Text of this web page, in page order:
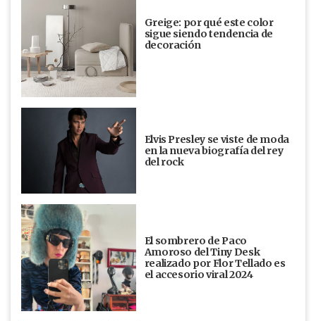
Greige: por qué este color
sigue siendo tendencia de
decoración
Elvis Presley se viste de moda
en la nueva biografía del rey
del rock
El sombrero de Paco
Amoroso del Tiny Desk
realizado por Flor Tellado es
el accesorio viral 2024